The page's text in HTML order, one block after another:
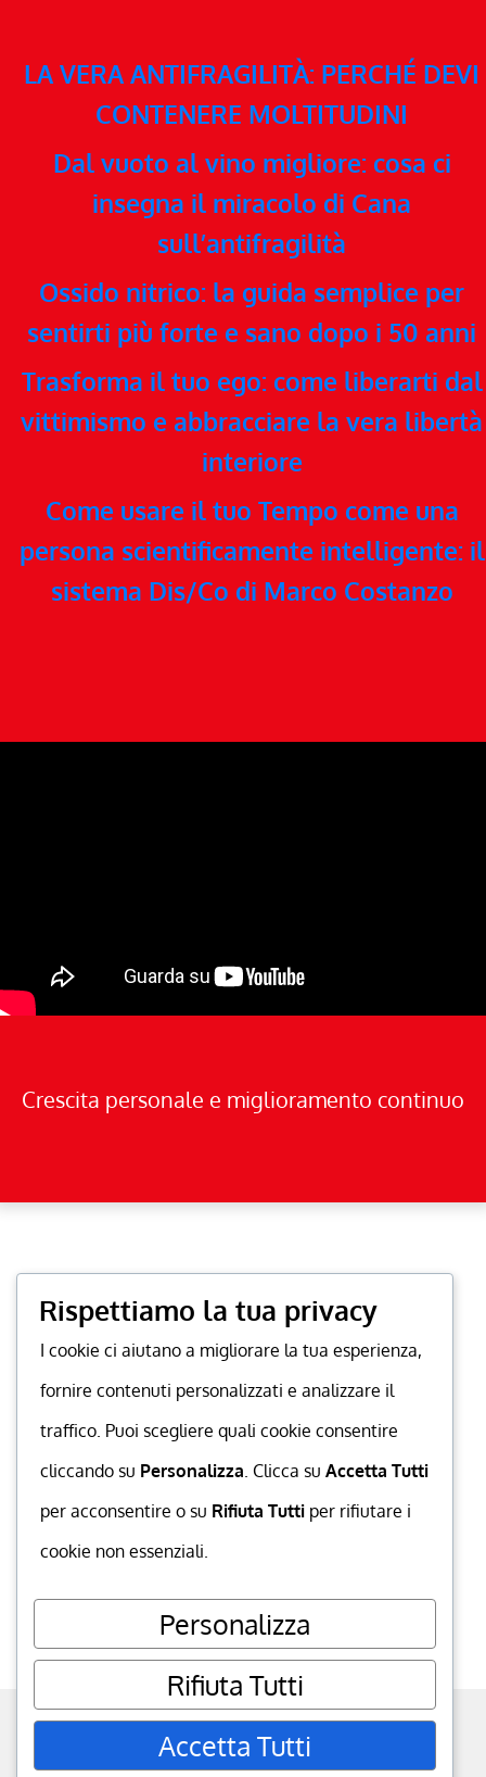
LA VERA ANTIFRAGILITÀ: PERCHÉ DEVI
CONTENERE MOLTITUDINI
Dal vuoto al vino migliore: cosa ci
insegna il miracolo di Cana
sull’antifragilità
Ossido nitrico: la guida semplice per
sentirti più forte e sano dopo i 50 anni
Trasforma il tuo ego: come liberarti dal
vittimismo e abbracciare la vera libertà
interiore
Come usare il tuo Tempo come una
persona scientificamente intelligente: il
sistema Dis/Co di Marco Costanzo
Crescita personale e miglioramento continuo
powered byMuccaGialla.com. P.IVA
06350120652
Rispettiamo la tua privacy
I cookie ci aiutano a migliorare la tua esperienza,
fornire contenuti personalizzati e analizzare il
traffico. Puoi scegliere quali cookie consentire
cliccando su Personalizza. Clicca su Accetta Tutti
per acconsentire o su Rifiuta Tutti per rifiutare i
cookie non essenziali.
Personalizza
Rifiuta Tutti
Accetta Tutti